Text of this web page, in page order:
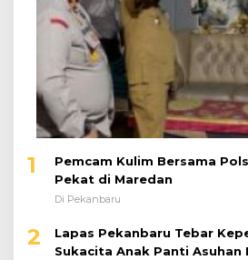
1
Pemcam Kulim Bersama
Pekat di Maredan
Di Pekanbaru
2
Lapas Pekanbaru Tebar
Sukacita Anak Panti Asuhan